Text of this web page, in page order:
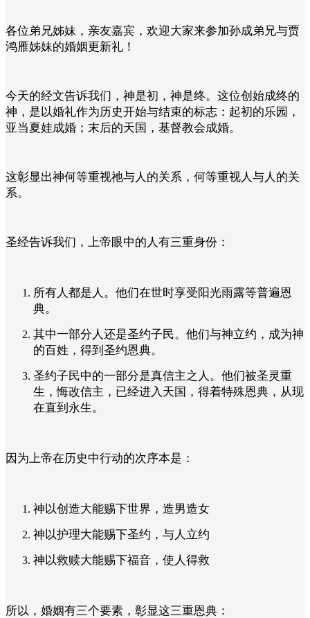
各位弟兄姊妹，亲友嘉宾，欢迎大家来参加孙成弟兄与贾
鸿雁姊妹的婚姻更新礼！
今天的经文告诉我们，神是初，神是终。这位创始成终的
神，是以婚礼作为历史开始与结束的标志：起初的乐园，
亚当夏娃成婚；末后的天国，基督教会成婚。
这彰显出神何等重视祂与人的关系，何等重视人与人的关
系。
圣经告诉我们，上帝眼中的人有三重身份：
所有人都是人。他们在世时享受阳光雨露等普遍恩
典。
其中一部分人还是圣约子民。他们与神立约，成为神
的百姓，得到圣约恩典。
圣约子民中的一部分是真信主之人。他们被圣灵重
生，悔改信主，已经进入天国，得着特殊恩典，从现
在直到永生。
因为上帝在历史中行动的次序本是：
神以创造大能赐下世界，造男造女
神以护理大能赐下圣约，与人立约
神以救赎大能赐下福音，使人得救
所以，婚姻有三个要素，彰显这三重恩典：